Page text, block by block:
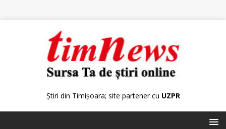
Știri din Timișoara; site partener cu UZPR